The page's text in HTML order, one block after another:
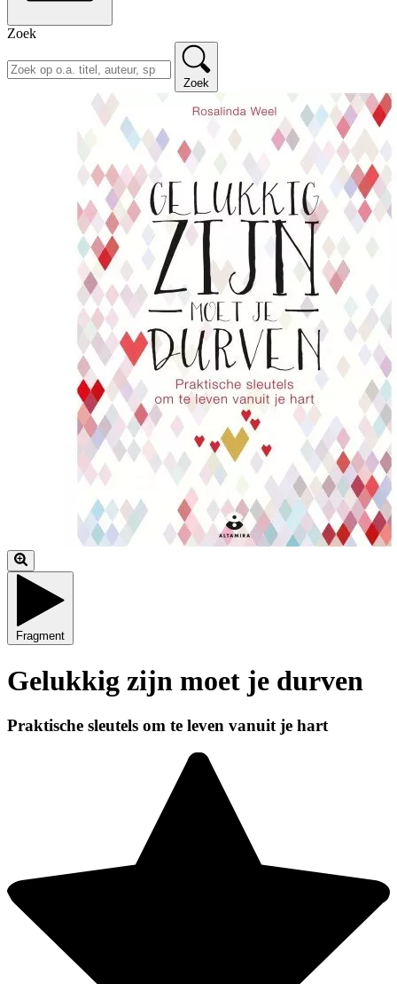
Zoek
Zoek
Fragment
Gelukkig zijn moet je durven
Praktische sleutels om te leven vanuit je hart